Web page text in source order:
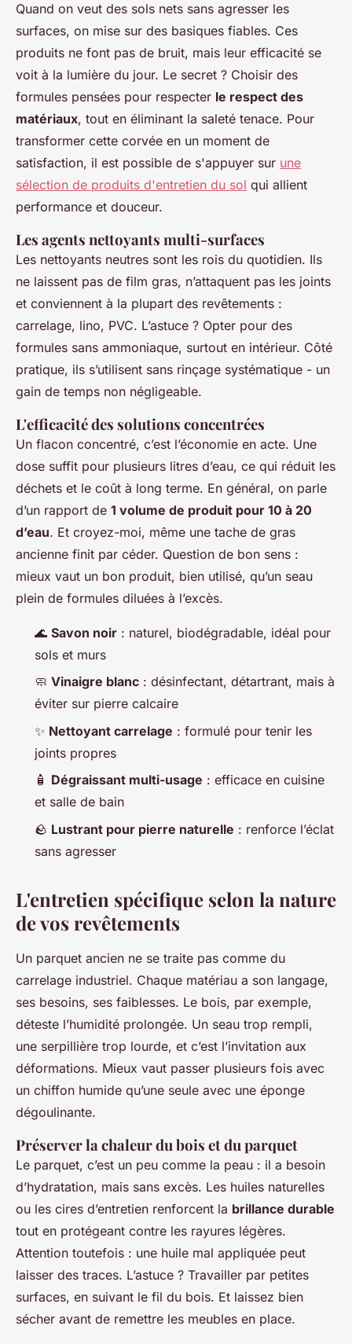
Quand on veut des sols nets sans agresser les
surfaces, on mise sur des basiques fiables. Ces
produits ne font pas de bruit, mais leur efficacité se
voit à la lumière du jour. Le secret ? Choisir des
formules pensées pour respecter le respect des
matériaux, tout en éliminant la saleté tenace. Pour
transformer cette corvée en un moment de
satisfaction, il est possible de s'appuyer sur une
sélection de produits d'entretien du sol qui allient
performance et douceur.
Les agents nettoyants multi-surfaces
Les nettoyants neutres sont les rois du quotidien. Ils
ne laissent pas de film gras, n’attaquent pas les joints
et conviennent à la plupart des revêtements :
carrelage, lino, PVC. L’astuce ? Opter pour des
formules sans ammoniaque, surtout en intérieur. Côté
pratique, ils s’utilisent sans rinçage systématique - un
gain de temps non négligeable.
L'efficacité des solutions concentrées
Un flacon concentré, c’est l’économie en acte. Une
dose suffit pour plusieurs litres d’eau, ce qui réduit les
déchets et le coût à long terme. En général, on parle
d’un rapport de 1 volume de produit pour 10 à 20
d’eau. Et croyez-moi, même une tache de gras
ancienne finit par céder. Question de bon sens :
mieux vaut un bon produit, bien utilisé, qu’un seau
plein de formules diluées à l’excès.
🌊 Savon noir : naturel, biodégradable, idéal pour
sols et murs
🧼 Vinaigre blanc : désinfectant, détartrant, mais à
éviter sur pierre calcaire
✨ Nettoyant carrelage : formulé pour tenir les
joints propres
🧴 Dégraissant multi-usage : efficace en cuisine
et salle de bain
🪨 Lustrant pour pierre naturelle : renforce l’éclat
sans agresser
L'entretien spécifique selon la nature
de vos revêtements
Un parquet ancien ne se traite pas comme du
carrelage industriel. Chaque matériau a son langage,
ses besoins, ses faiblesses. Le bois, par exemple,
déteste l’humidité prolongée. Un seau trop rempli,
une serpillière trop lourde, et c’est l’invitation aux
déformations. Mieux vaut passer plusieurs fois avec
un chiffon humide qu’une seule avec une éponge
dégoulinante.
Préserver la chaleur du bois et du parquet
Le parquet, c’est un peu comme la peau : il a besoin
d’hydratation, mais sans excès. Les huiles naturelles
ou les cires d’entretien renforcent la brillance durable
tout en protégeant contre les rayures légères.
Attention toutefois : une huile mal appliquée peut
laisser des traces. L’astuce ? Travailler par petites
surfaces, en suivant le fil du bois. Et laissez bien
sécher avant de remettre les meubles en place.